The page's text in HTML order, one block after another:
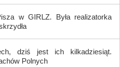
w GIRLZ. Była realizatorka
dziś jest ich kilkadziesiąt.
Polnych